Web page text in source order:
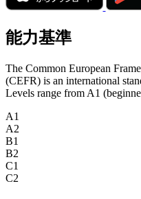
能力基準
The Common European
(CEFR) is an international
Levels range from A1
A1
A2
B1
B2
C1
C2